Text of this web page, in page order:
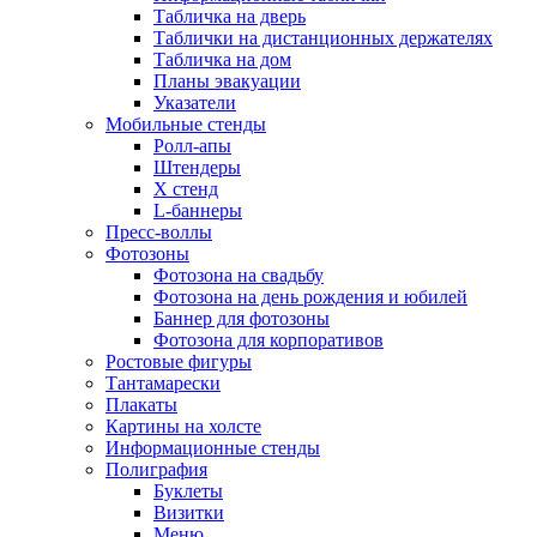
Табличка на дверь
Таблички на дистанционных держателях
Табличка на дом
Планы эвакуации
Указатели
Мобильные стенды
Ролл-апы
Штендеры
Х стенд
L-баннеры
Пресс-воллы
Фотозоны
Фотозона на свадьбу
Фотозона на день рождения и юбилей
Баннер для фотозоны
Фотозона для корпоративов
Ростовые фигуры
Тантамарески
Плакаты
Картины на холсте
Информационные стенды
Полиграфия
Буклеты
Визитки